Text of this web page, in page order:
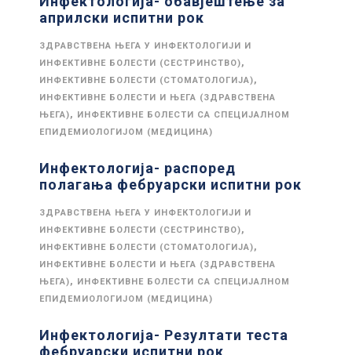
априлски испитни рок
ЗДРАВСТВЕНА ЊЕГА У ИНФЕКТОЛОГИЈИ И
ИНФЕКТИВНЕ БОЛЕСТИ (СЕСТРИНСТВО),
ИНФЕКТИВНЕ БОЛЕСТИ (СТОМАТОЛОГИЈА),
ИНФЕКТИВНЕ БОЛЕСТИ И ЊЕГА (ЗДРАВСТВЕНА
ЊЕГА), ИНФЕКТИВНЕ БОЛЕСТИ СА СПЕЦИЈАЛНОМ
ЕПИДЕМИОЛОГИЈОМ (МЕДИЦИНА)
Инфектологија- распоред
полагања фебруарски испитни рок
ЗДРАВСТВЕНА ЊЕГА У ИНФЕКТОЛОГИЈИ И
ИНФЕКТИВНЕ БОЛЕСТИ (СЕСТРИНСТВО),
ИНФЕКТИВНЕ БОЛЕСТИ (СТОМАТОЛОГИЈА),
ИНФЕКТИВНЕ БОЛЕСТИ И ЊЕГА (ЗДРАВСТВЕНА
ЊЕГА), ИНФЕКТИВНЕ БОЛЕСТИ СА СПЕЦИЈАЛНОМ
ЕПИДЕМИОЛОГИЈОМ (МЕДИЦИНА)
Инфектологија- Резултати теста
фебруарски испитни рок